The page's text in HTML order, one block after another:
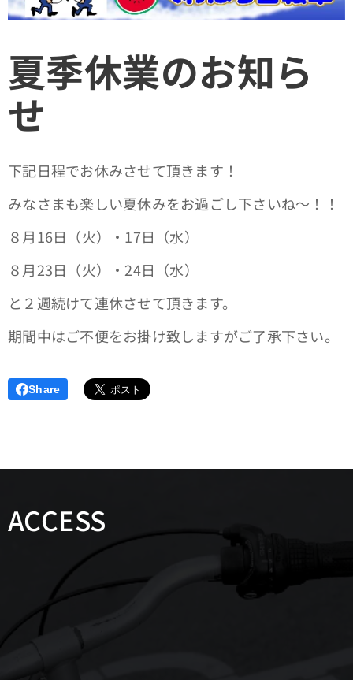
夏季休業のお知ら
せ
下記日程でお休みさせて頂きます！
みなさまも楽しい夏休みをお過ごし下さいね～！！
８月16日（火）・17日（水）
８月23日（火）・24日（水）
と２週続けて連休させて頂きます。
期間中はご不便をお掛け致しますがご了承下さい。
Share
ACCESS